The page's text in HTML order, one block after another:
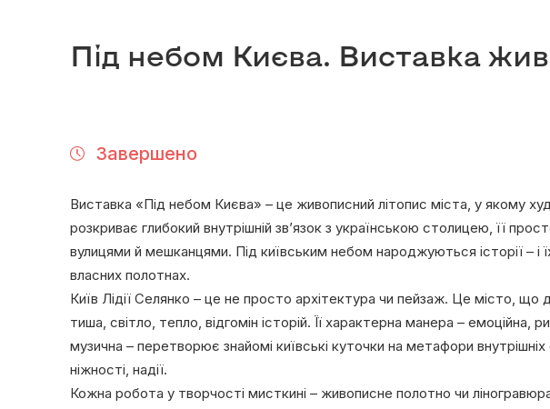
Під небом Києва. Виставка
Завершено
Виставка «Під небом Києва» – це живописний літопис міста, у якому
розкриває глибокий внутрішній зв’язок з українською столицею, її
вулицями й мешканцями. Під київським небом народжуються історії – і
власних полотнах.
Київ Лідії Селянко – це не просто архітектура чи пейзаж. Це місто, що
тиша, світло, тепло, відгомін історій. Її характерна манера – емоційна,
музична – перетворює знайомі київські куточки на метафори внутрішніх
ніжності, надії.
Кожна робота у творчості мисткині – живописне полотно чи